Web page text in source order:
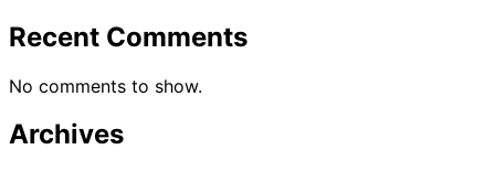
Recent Comments
No comments to show.
Archives